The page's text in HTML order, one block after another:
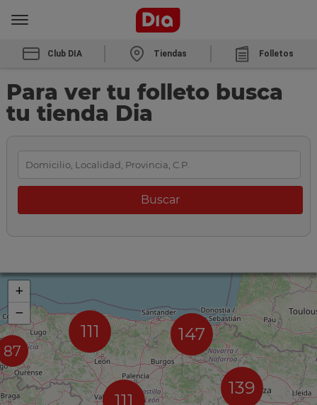
Club DIA Tiendas Folletos
Para ver tu folleto busca
tu tienda Dia
87
111 147
111
139
+
−